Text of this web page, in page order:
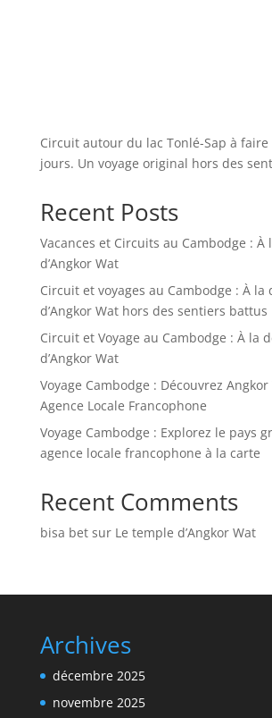
Circuit autour du lac Tonlé-Sap à faire
jours. Un voyage original hors des
Recent Posts
Vacances et Circuits au Cambodge : À
d’Angkor Wat
Circuit et voyages au Cambodge : À la
d’Angkor Wat hors des sentiers battus
Circuit et Voyage au Cambodge : À la
d’Angkor Wat
Voyage Cambodge : Découvrez
Agence Locale Francophone
Voyage Cambodge : Explorez le pays
agence locale francophone à la carte
Recent Comments
bisa betsur Le temple d’Angkor Wat
Archives
décembre 2025
novembre 2025